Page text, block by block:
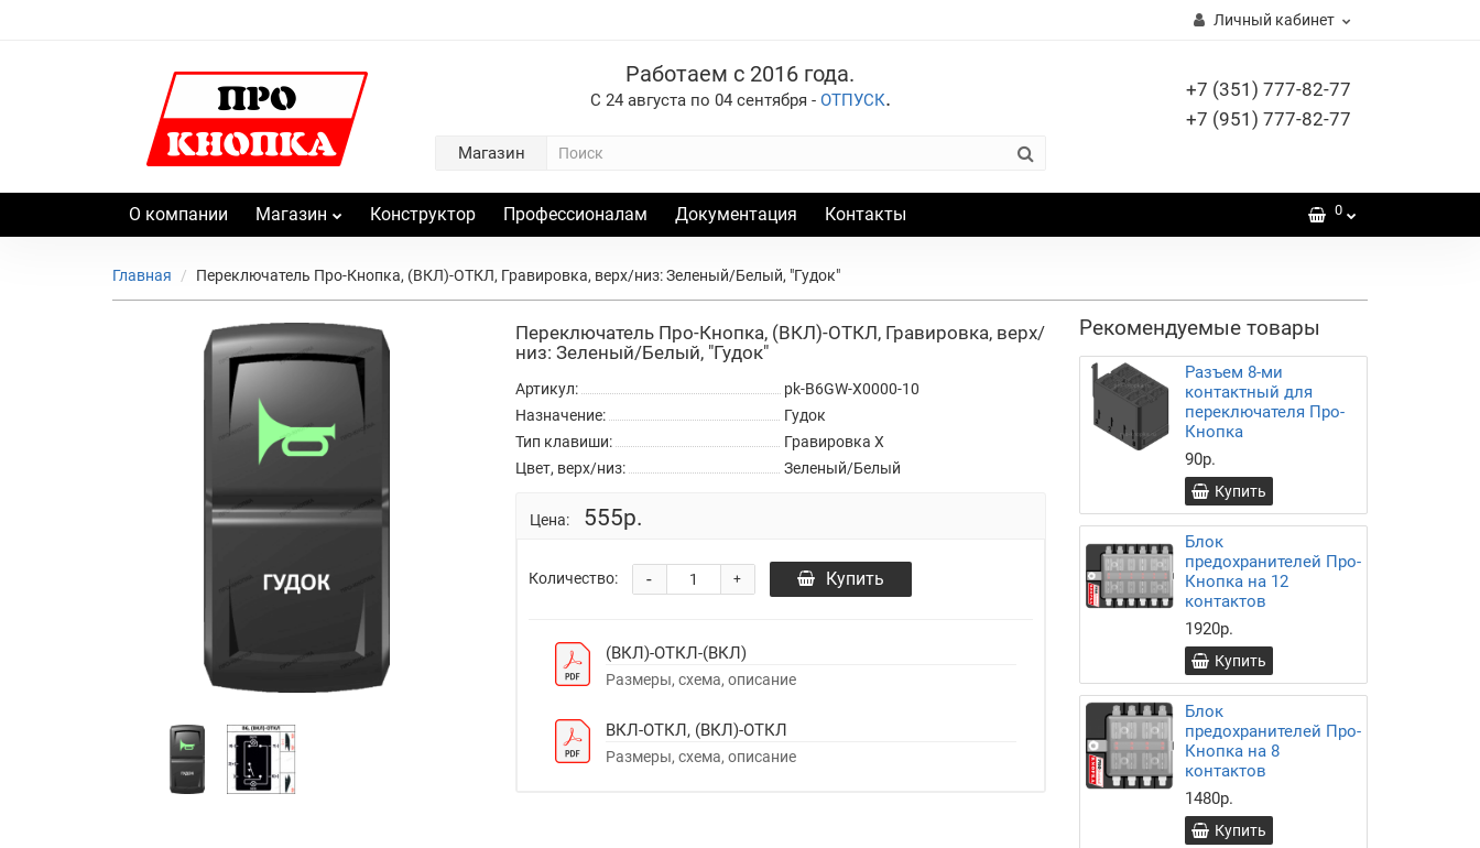
Личный кабинет
Работаем с 2016 года.
С 24 августа по 04 сентября - ОТПУСК.
Магазин
+7 (351) 777-82-77
+7 (951) 777-82-77
О компании Магазин Конструктор Профессионалам Документация Контакты 0
Главная Переключатель Про-Кнопка, (ВКЛ)-ОТКЛ, Гравировка, верх/низ: Зеленый/Белый, "Гудок"
Переключатель Про-Кнопка, (ВКЛ)-ОТКЛ, Гравировка, верх/
низ: Зеленый/Белый, "Гудок"
Артикул:
pk-B6GW-X0000-10
Назначение:
Гудок
Тип клавиши:
Гравировка X
Цвет, верх/низ:
Зеленый/Белый
Цена: 555р.
Количество: +
- Купить
(ВКЛ)-ОТКЛ-(ВКЛ)
Размеры, схема, описание
ВКЛ-ОТКЛ, (ВКЛ)-ОТКЛ
Размеры, схема, описание
Рекомендуемые товары
Разъем 8-ми
контактный для
переключателя Про-
Кнопка
90р.
Купить
Блок
предохранителей Про-
Кнопка на 12
контактов
1920р.
Купить
Блок
предохранителей Про-
Кнопка на 8
контактов
1480р.
Купить